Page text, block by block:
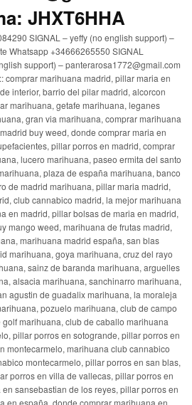
JHXT6HHA
SIGNAL – yeffy (no english support) –
Whatsapp +34666265550 SIGNAL
support) – panterarosa1772@gmail.com
comprar marihuana madrid, pillar maria en
interior, barrio del pilar madrid, alcorcon
marihuana, getafe marihuana, leganes
gran via marihuana, comprar marihuana
buy weed, donde comprar maria en
pillar porros en madrid, comprar
lucero marihuana, paseo ermita del santo
plaza de españa marihuana, banco
de madrid marihuana, pillar maria madrid,
club cannabico madrid, la mejor marihuana
en madrid, pillar bolsas de maria en madrid,
mango weed, marihuana de frutas madrid,
marihuana madrid españa, san blas
marihuana, goya marihuana, cruz del rayo
sainz de baranda marihuana, arguelles
alsacia marihuana, sanchinarro marihuana,
agustin de guadalix marihuana, la moraleja
pozuelo marihuana, club de campo
marihuana, club de caballo marihuana
pillar porros en sotogrande, pillar porros en
montecarmelo, marihuana club cannabico
montecarmelo, pillar porros en san blas,
porros en villa de vallecas, pillar porros en
sansebastian de los reyes, pillar porros en